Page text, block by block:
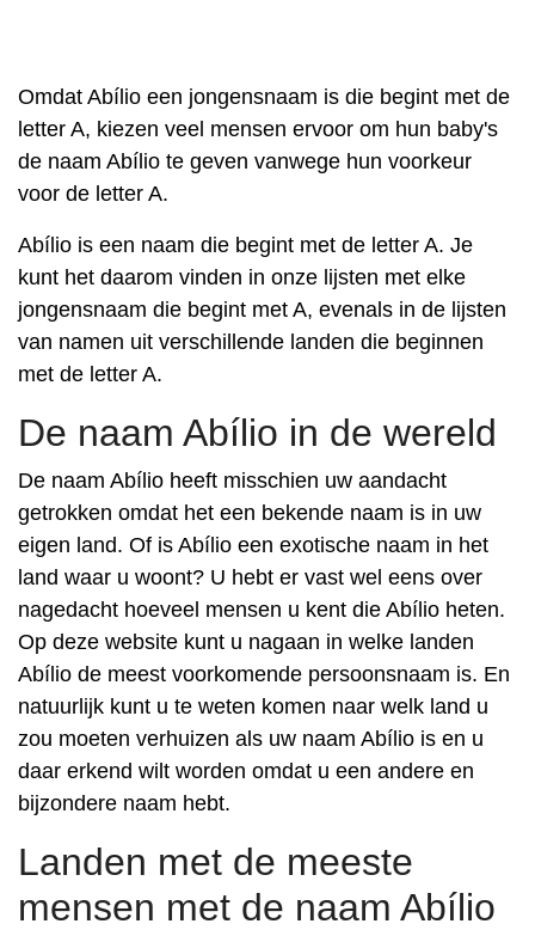
Omdat Abílio een jongensnaam is die begint met de
letter A, kiezen veel mensen ervoor om hun baby's
de naam Abílio te geven vanwege hun voorkeur
voor de letter A.
Abílio is een naam die begint met de letter A. Je
kunt het daarom vinden in onze lijsten met elke
jongensnaam die begint met A, evenals in de lijsten
van namen uit verschillende landen die beginnen
met de letter A.
De naam Abílio in de wereld
De naam Abílio heeft misschien uw aandacht
getrokken omdat het een bekende naam is in uw
eigen land. Of is Abílio een exotische naam in het
land waar u woont? U hebt er vast wel eens over
nagedacht hoeveel mensen u kent die Abílio heten.
Op deze website kunt u nagaan in welke landen
Abílio de meest voorkomende persoonsnaam is. En
natuurlijk kunt u te weten komen naar welk land u
zou moeten verhuizen als uw naam Abílio is en u
daar erkend wilt worden omdat u een andere en
bijzondere naam hebt.
Landen met de meeste
mensen met de naam Abílio